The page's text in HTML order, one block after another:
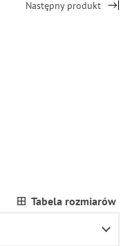
Następny produkt
Tabela rozmiarów